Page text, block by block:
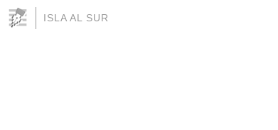
ISLA AL SUR